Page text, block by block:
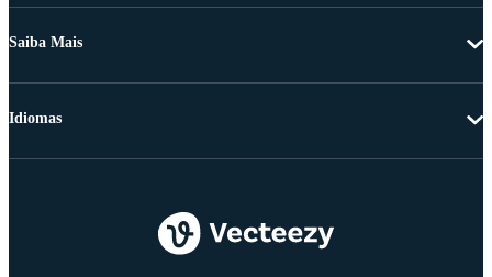
Saiba Mais
Idiomas